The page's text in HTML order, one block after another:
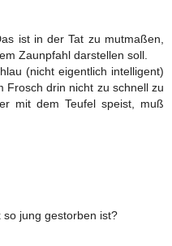
ist in der Tat zu mutmaßen,
Zaunpfahl darstellen soll.
(nicht eigentlich intelligent)
Frosch drin nicht zu schnell zu
mit dem Teufel speist, muß
jung gestorben ist?